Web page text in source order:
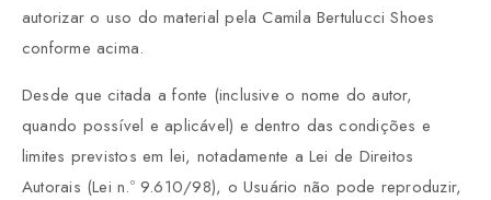
autorizar o uso do material pela Camila Bertulucci Shoes
conforme acima.
Desde que citada a fonte (inclusive o nome do autor,
quando possível e aplicável) e dentro das condições e
limites previstos em lei, notadamente a Lei de Direitos
Autorais (Lei n.º 9.610/98), o Usuário não pode reproduzir,